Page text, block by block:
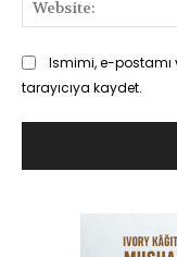
Ismimi, e-postamı
tarayıcıya kaydet.